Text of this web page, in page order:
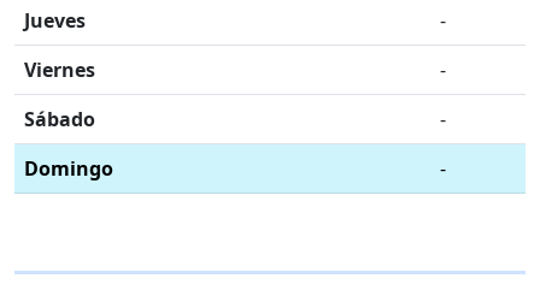
Jueves
-
Viernes
-
Sábado
-
Domingo
-